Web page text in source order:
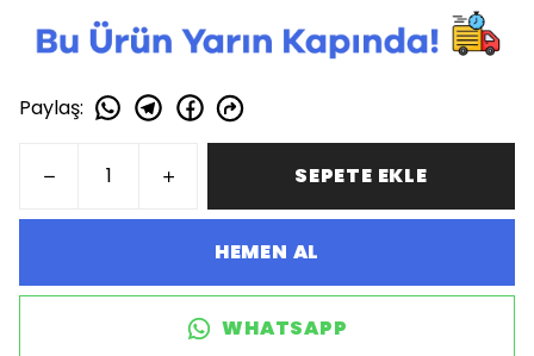
Paylaş:
SEPETE EKLE
HEMEN AL
WHATSAPP